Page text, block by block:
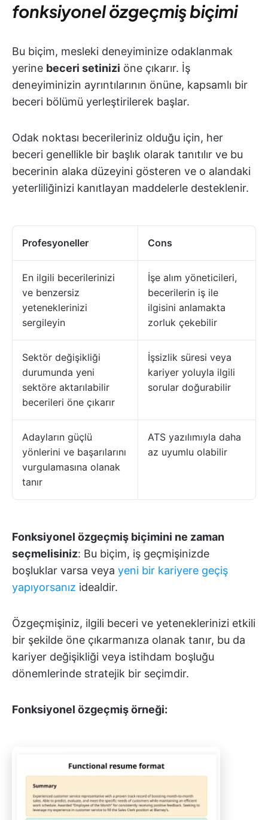
fonksiyonel özgeçmiş biçimi
Bu biçim, mesleki deneyiminize odaklanmak
yerine beceri setinizi öne çıkarır. İş
deneyiminizin ayrıntılarının önüne, kapsamlı bir
beceri bölümü yerleştirilerek başlar.
Odak noktası becerileriniz olduğu için, her
beceri genellikle bir başlık olarak tanıtılır ve bu
becerinin alaka düzeyini gösteren ve o alandaki
yeterliliğinizi kanıtlayan maddelerle desteklenir.
Profesyoneller Cons
En ilgili becerilerinizi
ve benzersiz
yeteneklerinizi
sergileyin
İşe alım yöneticileri,
becerilerin iş ile
ilgisini anlamakta
zorluk çekebilir
Sektör değişikliği
durumunda yeni
sektöre aktarılabilir
becerileri öne çıkarır
İşsizlik süresi veya
kariyer yoluyla ilgili
sorular doğurabilir
Adayların güçlü
yönlerini ve başarılarını
vurgulamasına olanak
tanır
ATS yazılımıyla daha
az uyumlu olabilir
Fonksiyonel özgeçmiş biçimini ne zaman
seçmelisiniz: Bu biçim, iş geçmişinizde
boşluklar varsa veya yeni bir kariyere geçiş
yapıyorsanız idealdir.
Özgeçmişiniz, ilgili beceri ve yeteneklerinizi etkili
bir şekilde öne çıkarmanıza olanak tanır, bu da
kariyer değişikliği veya istihdam boşluğu
dönemlerinde stratejik bir seçimdir.
Fonksiyonel özgeçmiş örneği: